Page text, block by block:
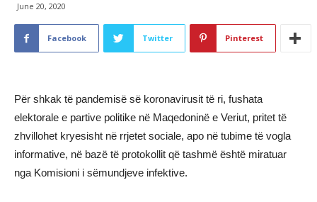
June 20, 2020
Facebook Twitter Pinterest
Për shkak të pandemisë së koronavirusit të ri, fushata
elektorale e partive politike në Maqedoninë e Veriut, pritet të
zhvillohet kryesisht në rrjetet sociale, apo në tubime të vogla
informative, në bazë të protokollit që tashmë është miratuar
nga Komisioni i sëmundjeve infektive.